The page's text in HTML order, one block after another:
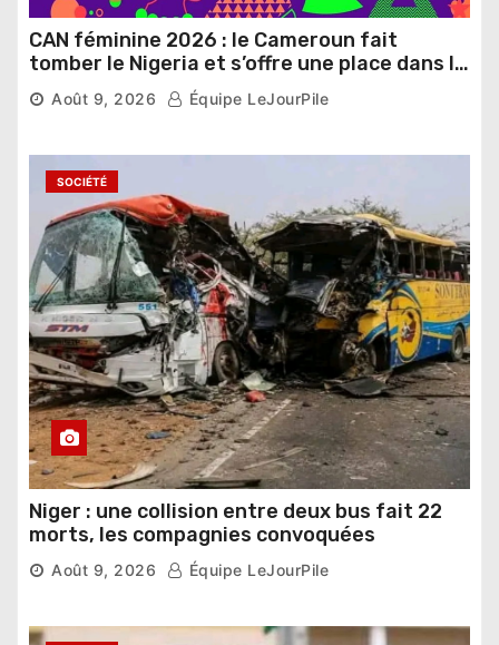
CAN féminine 2026 : le Cameroun fait
tomber le Nigeria et s’offre une place dans le
dernier carré
Août 9, 2026 Équipe LeJourPile
SOCIÉTÉ
Niger : une collision entre deux bus fait 22
morts, les compagnies convoquées
Août 9, 2026 Équipe LeJourPile